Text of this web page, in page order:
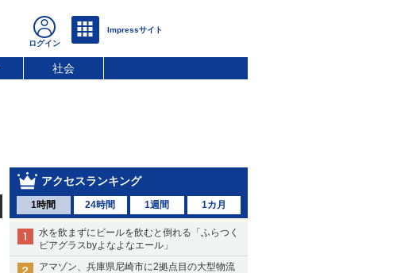
社会
アクセスランキング
1時間 24時間 1週間 1カ月
水を飲まずにビールを飲むと倒れる「ふらつく
ビアグラスbyよなよなエール」
アマゾン、兵庫県尼崎市に2拠点目の大型物流